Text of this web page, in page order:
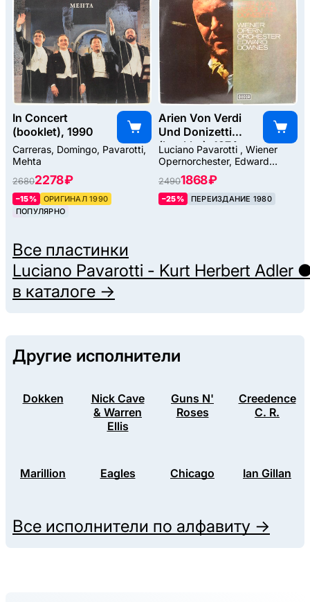
In Concert
(booklet), 1990
Carreras, Domingo, Pavarotti,
Mehta
26802278 ₽
–15%
ОРИГИНАЛ 1990
ПОПУЛЯРНО
Arien Von Verdi
Und Donizetti
(booklet), 1974
Luciano Pavarotti , Wiener
Opernorchester, Edward
Downes
24901868 ₽
–25% ПЕРЕИЗДАНИЕ 1980
Все пластинки
Luciano Pavarotti - Kurt Herbert Adler
в каталоге →
Другие исполнители
Dokken
Nick Cave
& Warren
Ellis
Guns N'
Roses
Creedence
C. R.
Marillion Eagles Chicago Ian Gillan
Все исполнители по алфавиту →